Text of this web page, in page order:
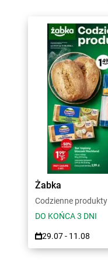
Żabka
Codzienne produkty
DO KOŃCA 3 DNI
29.07 - 11.08